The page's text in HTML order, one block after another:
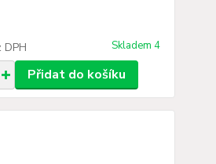
DPH Skladem 4
Přidat do košíku